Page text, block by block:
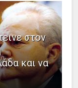
στον
και να